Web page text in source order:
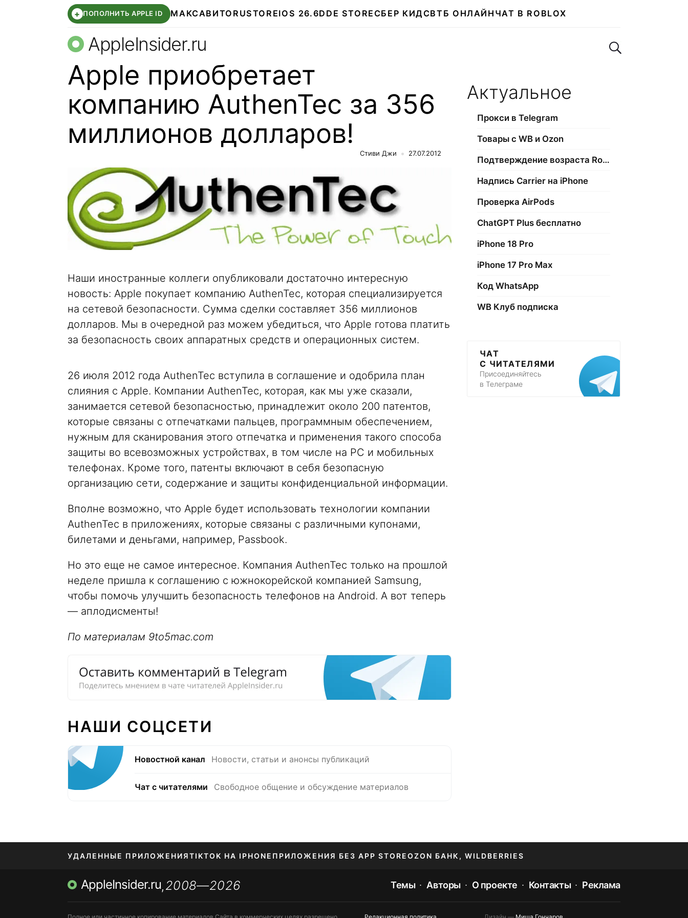
+ ПОПОЛНИТЬ APPLE ID МАКСАВИТО RUSTOREIOS 26.6DDE STORE СБЕР КИДСВТБ ОНЛАЙН ЧАТ В ROBLOX
AppleInsider.ru Поиск по сайту
Apple приобретает
компанию AuthenTec за 356
миллионов долларов!
Стиви Джи 27.07.2012
Наши иностранные коллеги опубликовали достаточно интересную
новость: Apple покупает компанию AuthenTec, которая специализируется
на сетевой безопасности. Сумма сделки составляет 356 миллионов
долларов. Мы в очередной раз можем убедиться, что Apple готова платить
за безопасность своих аппаратных средств и операционных систем.
26 июля 2012 года AuthenTec вступила в соглашение и одобрила план
слияния с Apple. Компании AuthenTec, которая, как мы уже сказали,
занимается сетевой безопасностью, принадлежит около 200 патентов,
которые связаны с отпечатками пальцев, программным обеспечением,
нужным для сканирования этого отпечатка и применения такого способа
защиты во всевозможных устройствах, в том числе на PC и мобильных
телефонах. Кроме того, патенты включают в себя безопасную
организацию сети, содержание и защиты конфиденциальной информации.
Вполне возможно, что Apple будет использовать технологии компании
AuthenTec в приложениях, которые связаны с различными купонами,
билетами и деньгами, например, Passbook.
Но это еще не самое интересное. Компания AuthenTec только на прошлой
неделе пришла к соглашению с южнокорейской компанией Samsung,
чтобы помочь улучшить безопасность телефонов на Android. А вот теперь
— аплодисменты!
По материалам 9to5mac.com
НАШИ СОЦСЕТИ
Новостной канал Новости, статьи и анонсы публикаций
Чат с читателями Свободное общение и обсуждение материалов
Актуальное
Прокси в Telegram
Товары с WB и Ozon
Подтверждение возраста Roblox
Надпись Carrier на iPhone
Проверка AirPods
ChatGPT Plus бесплатно
iPhone 18 Pro
iPhone 17 Pro Max
Код WhatsApp
WB Клуб подписка
ЧАТ
С ЧИТАТЕЛЯМИ
Присоединяйтесь
в Телеграме
УДАЛЕННЫЕ ПРИЛОЖЕНИЯTIKTOK НА IPHONE ПРИЛОЖЕНИЯ БЕЗ APP STOREOZON БАНК, WILDBERRIES
МЕССЕНДЖЕРЫ KAKAOTALK, B…ПОПОЛНЕНИЕ APPLE ID
AppleInsider.ru, 2008—2026 Темы Авторы О проекте Контакты Реклама